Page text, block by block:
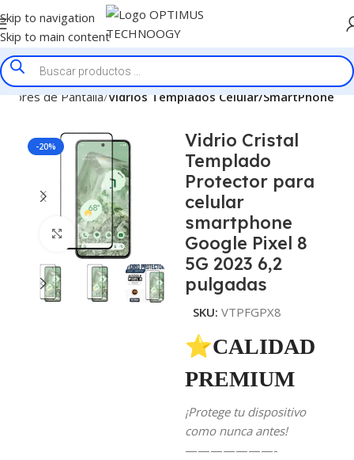
Skip to navigation
Skip to main content
de Pantalla Vidrios Templados Celular/SmartPhone
-20%
Click to enlarge
Vidrio Cristal
Templado
Protector para
celular
smartphone
Google Pixel 8
5G 2023 6,2
pulgadas
SKU: VTPFGPX8
⭐CALIDAD
PREMIUM
¡Protege tu dispositivo
como nunca antes!
———————-